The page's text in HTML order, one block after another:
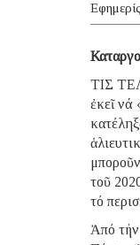
ΤΙΣ
ἐκεῖ νά
τοῦ
τό
Ἀπό τήν